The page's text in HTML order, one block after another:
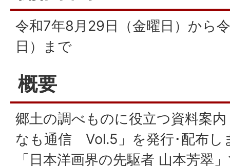
令和7年8月29日（金曜日）から
日）まで
概要
郷土の調べものに役立つ資料案
なも通信 Vol.5」を発行･配布し
「日本洋画界の先駆者 山本芳翠